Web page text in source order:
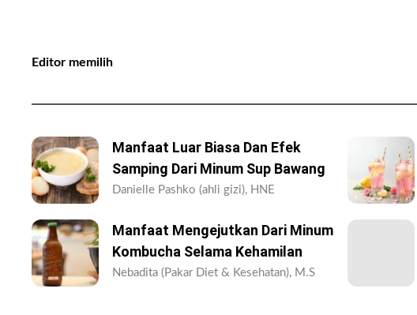
Editor memilih
Manfaat Luar Biasa Dan Efek
Samping Dari Minum Sup Bawang
Danielle Pashko (ahli gizi), HNE
Manfaat Mengejutkan Dari Minum
Kombucha Selama Kehamilan
Nebadita (Pakar Diet & Kesehatan), M.S